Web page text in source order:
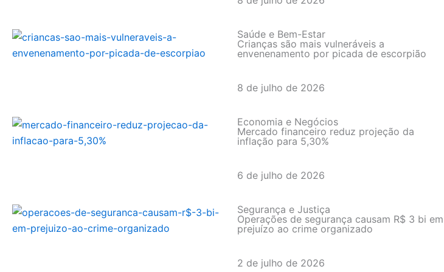
Saúde e Bem-Estar
Crianças são mais vulneráveis a
envenenamento por picada de escorpião
8 de julho de 2026
Economia e Negócios
Mercado financeiro reduz projeção da
inflação para 5,30%
6 de julho de 2026
Segurança e Justiça
Operações de segurança causam R$ 3 bi em
prejuízo ao crime organizado
2 de julho de 2026